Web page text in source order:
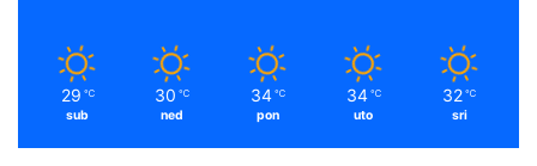
29 ℃
sub
30 ℃
ned
34 ℃
pon
34 ℃
uto
32 ℃
sri